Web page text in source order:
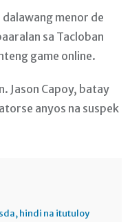
dalawang menor de
sa Tacloban
game online.
Jason Capoy, batay
anyos na suspek
hindi na itutuloy